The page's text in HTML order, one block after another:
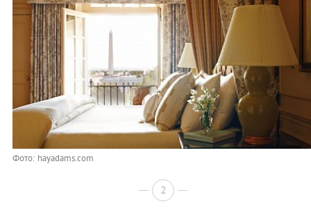
Фото: hayadams.com
2